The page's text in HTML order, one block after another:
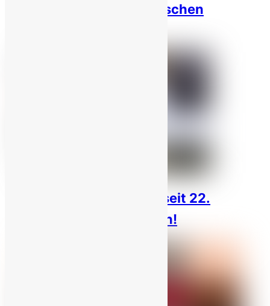
Hungerstreiks in 55 iranischen
Iran: 357 Hinrichtungen seit 22.
November in 31 Provinzen!